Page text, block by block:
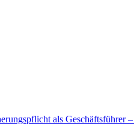
als Geschäftsführer